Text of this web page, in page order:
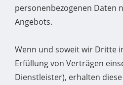
personenbezogenen Daten
Angebots.
Wenn und soweit wir Dritte
Erfüllung von Verträgen
Dienstleister), erhalten